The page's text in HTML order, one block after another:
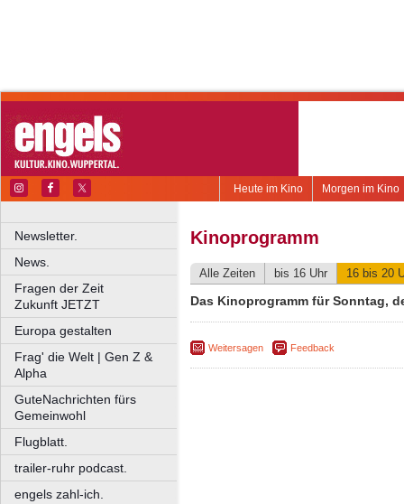
Morgen im Kino
Heute im Kino
Newsletter.
News.
Fragen der Zeit
Zukunft JETZT
Europa gestalten
Frag' die Welt | Gen Z &
Alpha
GuteNachrichten fürs
Gemeinwohl
Flugblatt.
trailer-ruhr podcast.
engels zahl-ich.
Kinoprogramm
Alle Zeiten bis 16 Uhr 16 bis 20
Das Kinoprogramm für Sonntag,
Weitersagen Feedback